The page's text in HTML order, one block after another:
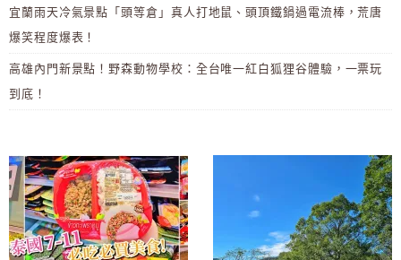
宜蘭雨天冷氣景點「頭等倉」真人打地鼠、頭頂鐵鍋過電流棒，荒唐
爆笑程度爆表！
高雄內門新景點！野森動物學校：全台唯一紅白狐狸谷體驗，一票玩
到底！